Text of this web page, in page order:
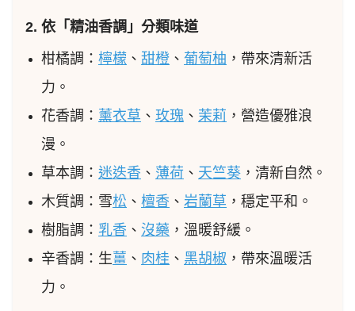
2. 依「精油香調」分類味道
柑橘調： 檸檬 、 甜橙 、 葡萄柚 ，帶來清新活
力。
花香調： 薰衣草 、 玫瑰 、 茉莉 ，營造優雅浪
漫。
草本調： 迷迭香 、 薄荷 、 天竺葵 ，清新自然。
木質調：雪松 、 檀香 、 岩蘭草 ，穩定平和。
樹脂調： 乳香 、 沒藥 ，溫暖舒緩。
辛香調：生薑 、 肉桂 、 黑胡椒 ，帶來溫暖活
力。